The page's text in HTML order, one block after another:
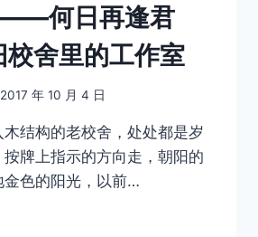
何日再逢君
舍里的工作室
2017 年 10 月 4 日
结构的老校舍，处处都是岁
按牌上指示的方向走，朝阳的
金色的阳光，以前…